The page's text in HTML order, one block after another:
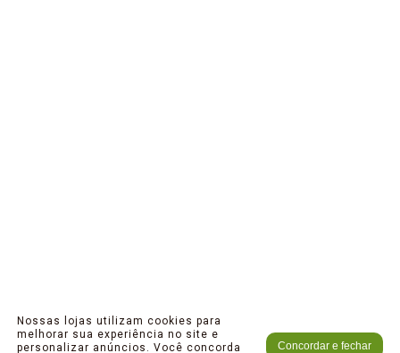
Nossas lojas utilizam cookies para
melhorar sua experiência no site e
personalizar anúncios. Você concorda
Concordar e fechar